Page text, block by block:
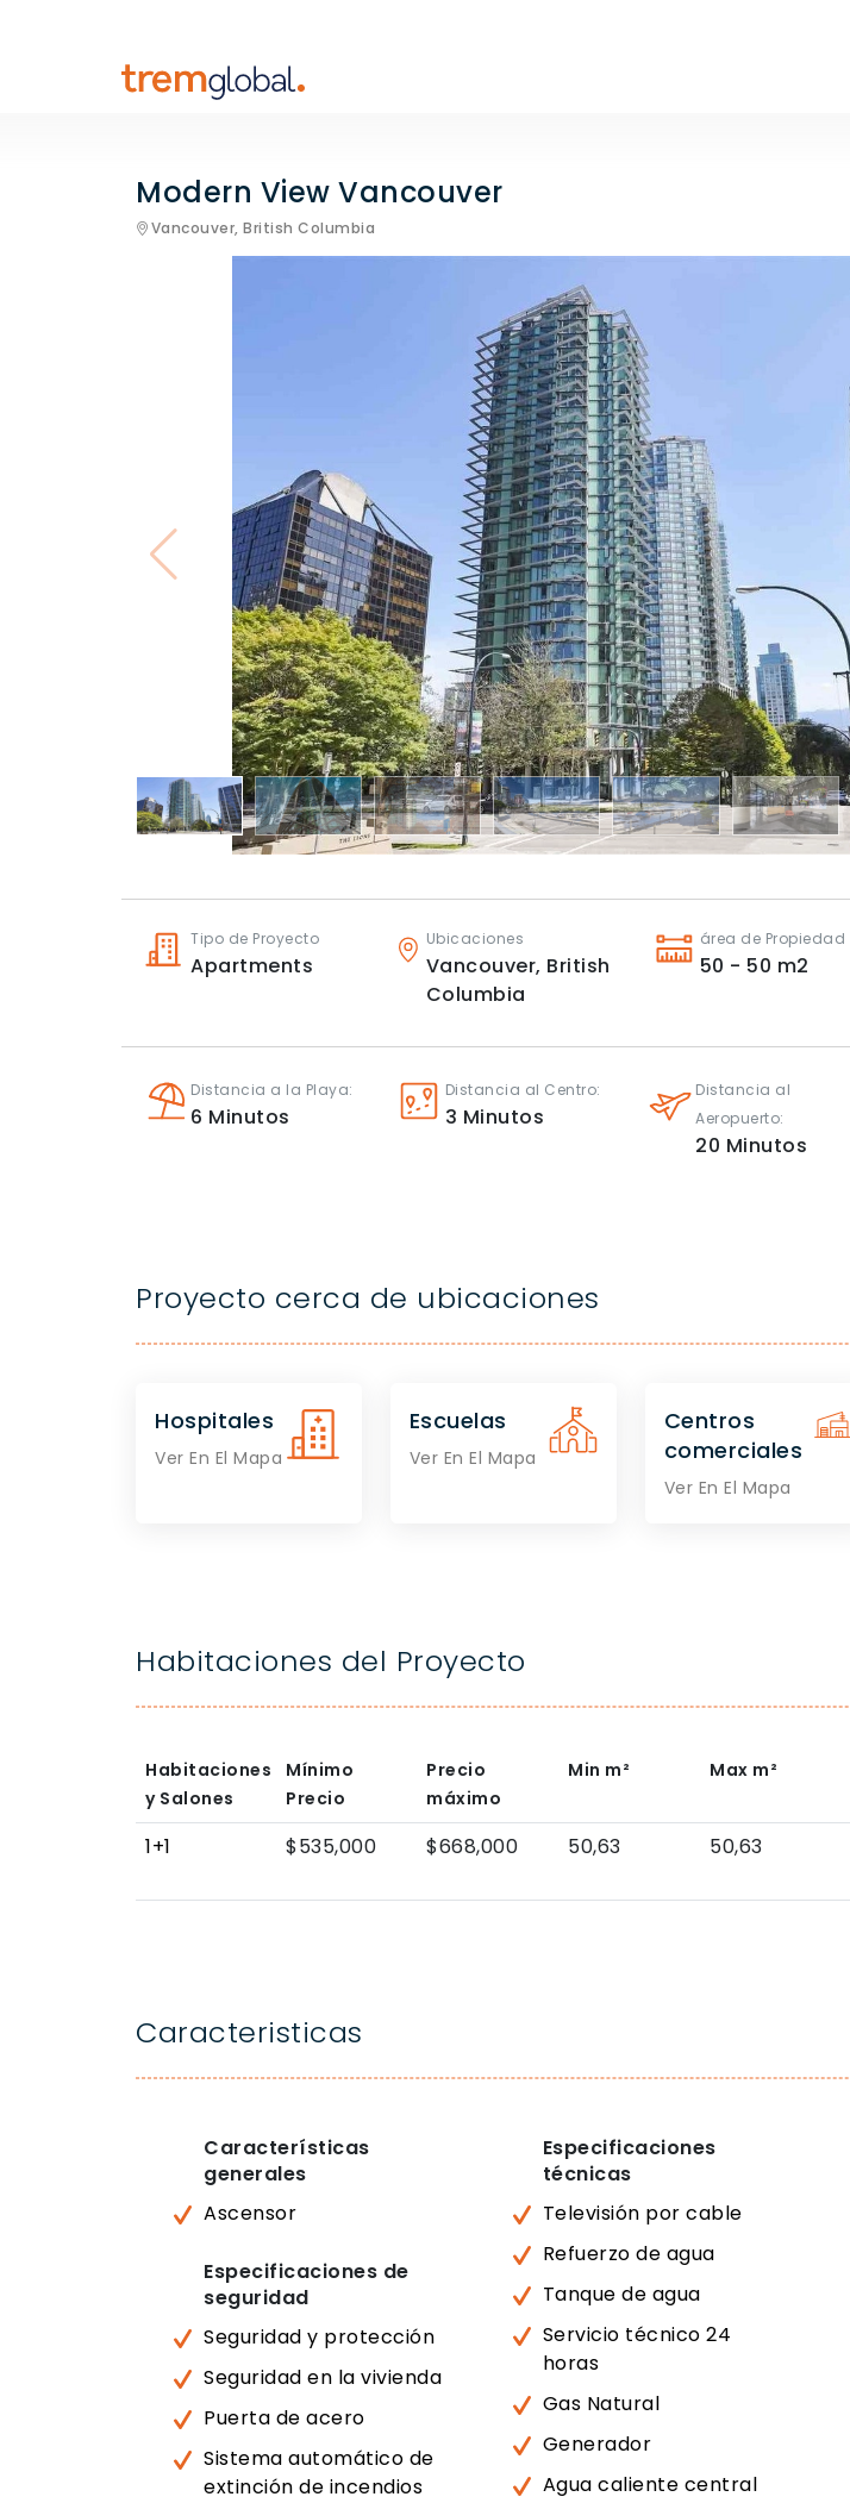
Modern View Vancouver
Vancouver, British Columbia
Tipo de Proyecto
Apartments
Ubicaciones
Vancouver, British
Columbia
área de Propiedad
50 - 50 m2
Distancia a la Playa:
6 Minutos
Distancia al Centro:
3 Minutos
Distancia al
Aeropuerto:
20 Minutos
Proyecto cerca de ubicaciones
Hospitales
Ver En El Mapa
Escuelas
Ver En El Mapa
Centros
comerciales
Ver En El Mapa
Habitaciones del Proyecto
Habitaciones
y Salones
Mínimo
Precio
Precio
máximo
Min m² Max m²
1+1 $535,000 $668,000 50,63 50,63
Caracteristicas
Características
generales
Ascensor
Especificaciones de
seguridad
Seguridad y protección
Seguridad en la vivienda
Puerta de acero
Sistema automático de
extinción de incendios
Especificaciones
técnicas
Televisión por cable
Refuerzo de agua
Tanque de agua
Servicio técnico 24
horas
Gas Natural
Generador
Agua caliente central